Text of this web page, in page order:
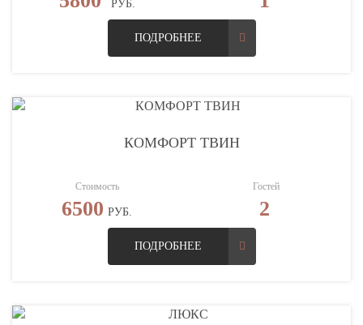
РУБ.
ПОДРОБНЕЕ
КОМФОРТ ТВИН
Стоимость
6500 РУБ.
Гостей
2
ПОДРОБНЕЕ